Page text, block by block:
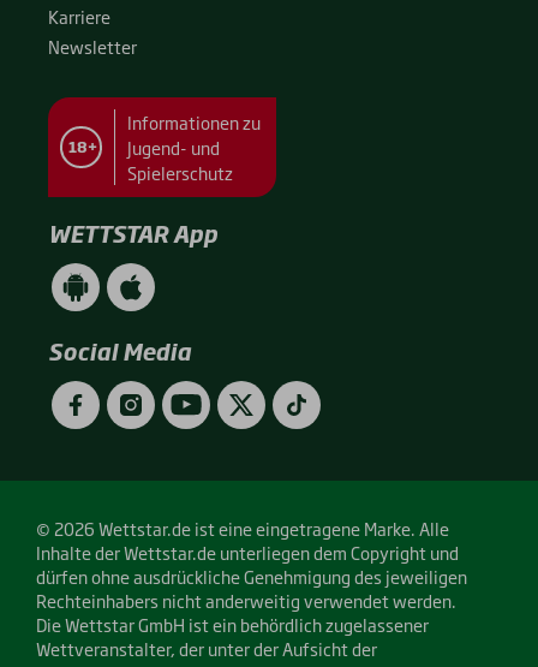
Kar­rie­re
News­let­ter
18+
Informationen zu
Jugend- und
Spielerschutz
WETTSTAR App
WETTSTAR
App
(Android
/
Google
Play)
WETTSTAR
App
(Apple
/
App
Store)
Social Media
FacebookInstagramYouTubeTwitterTikTok
© 2026 Wettstar.de ist eine eingetragene Marke. Alle
Inhalte der Wettstar.de unterliegen dem Copyright und
dürfen ohne ausdrückliche Genehmigung des jeweiligen
Rechteinhabers nicht anderweitig verwendet werden.
Die Wettstar GmbH ist ein behördlich zugelassener
Wettveranstalter, der unter der Aufsicht der